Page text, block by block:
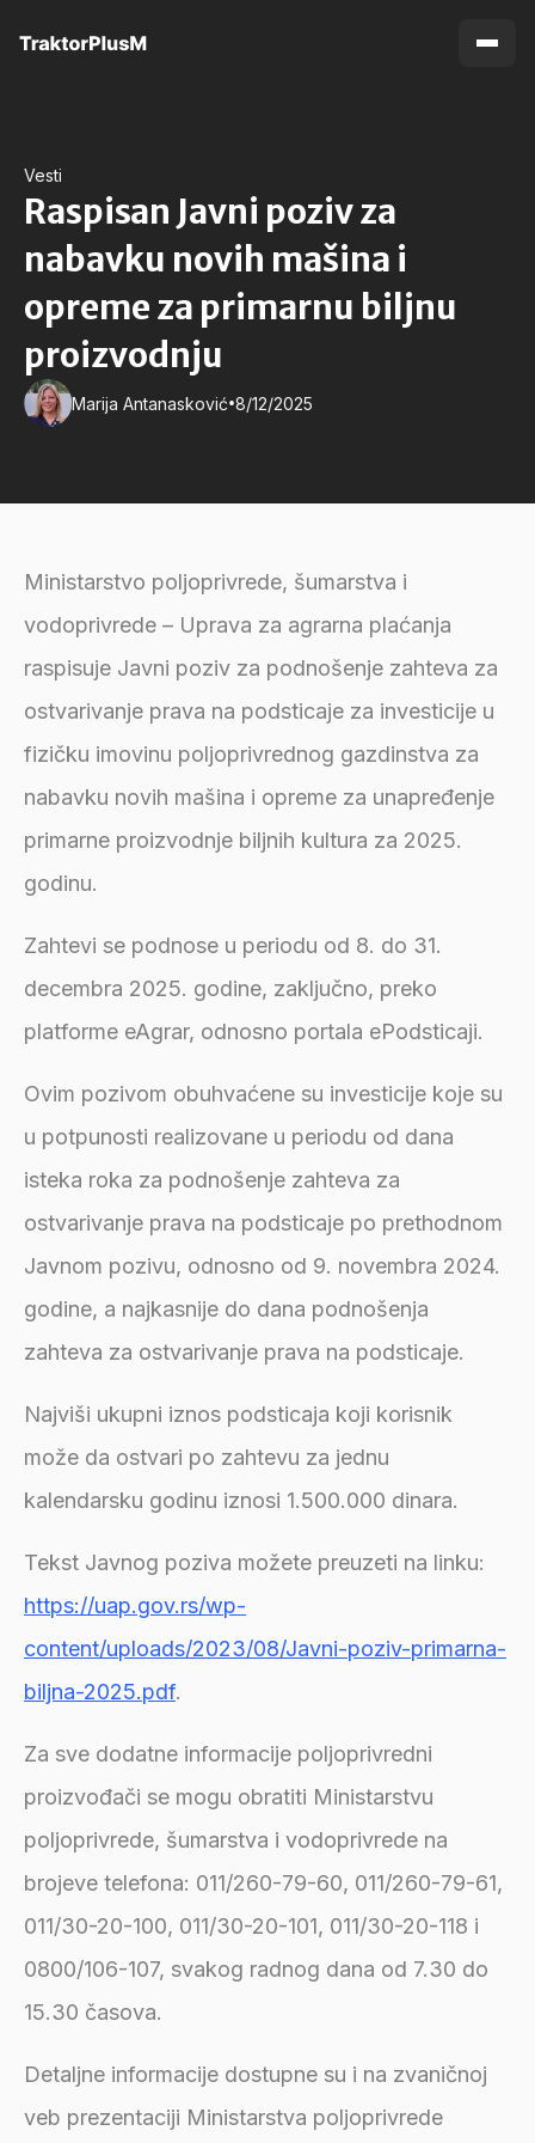
Vesti
Raspisan Javni poziv za
nabavku novih mašina i
opreme za primarnu biljnu
proizvodnju
Marija Antanasković•8/12/2025
Ministarstvo poljoprivrede, šumarstva i
vodoprivrede – Uprava za agrarna plaćanja
raspisuje Javni poziv za podnošenje zahteva za
ostvarivanje prava na podsticaje za investicije u
fizičku imovinu poljoprivrednog gazdinstva za
nabavku novih mašina i opreme za unapređenje
primarne proizvodnje biljnih kultura za 2025.
godinu.
Zahtevi se podnose u periodu od 8. do 31.
decembra 2025. godine, zaključno, preko
platforme eAgrar, odnosno portala ePodsticaji.
Ovim pozivom obuhvaćene su investicije koje su
u potpunosti realizovane u periodu od dana
isteka roka za podnošenje zahteva za
ostvarivanje prava na podsticaje po prethodnom
Javnom pozivu, odnosno od 9. novembra 2024.
godine, a najkasnije do dana podnošenja
zahteva za ostvarivanje prava na podsticaje.
Najviši ukupni iznos podsticaja koji korisnik
može da ostvari po zahtevu za jednu
kalendarsku godinu iznosi 1.500.000 dinara.
Tekst Javnog poziva možete preuzeti na linku:
https://uap.gov.rs/wp-
content/uploads/2023/08/Javni-poziv-primarna-
biljna-2025.pdf.
Za sve dodatne informacije poljoprivredni
proizvođači se mogu obratiti Ministarstvu
poljoprivrede, šumarstva i vodoprivrede na
brojeve telefona: 011/260-79-60, 011/260-79-61,
011/30-20-100, 011/30-20-101, 011/30-20-118 i
0800/106-107, svakog radnog dana od 7.30 do
15.30 časova.
Detaljne informacije dostupne su i na zvaničnoj
veb prezentaciji Ministarstva poljoprivrede